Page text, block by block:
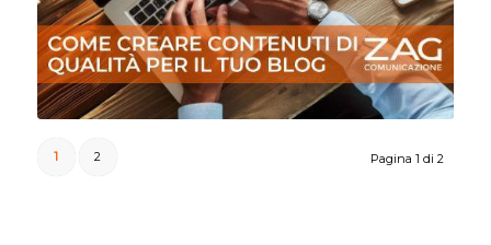
Pagina 1 di 2
1 2